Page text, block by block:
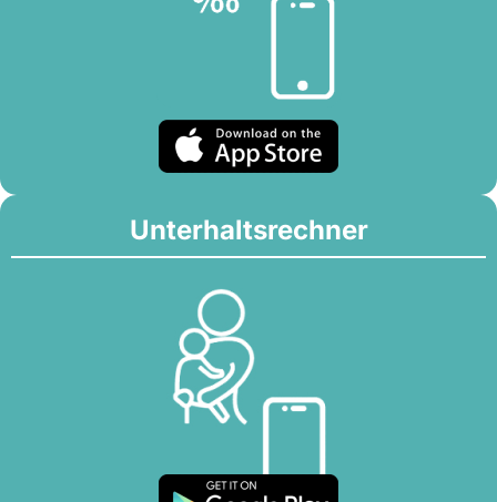
Unterhaltsrechner